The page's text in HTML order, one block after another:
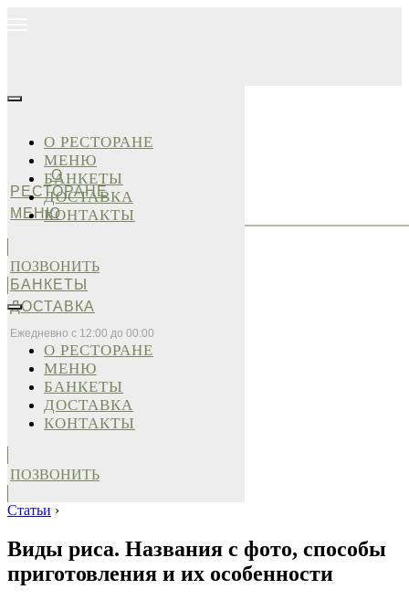
О
РЕСТОРАНЕ
МЕНЮ
БАНКЕТЫ
ДОСТАВКА
Ежедневно с 12:00 до 00:00
О РЕСТОРАНЕ
МЕНЮ
БАНКЕТЫ
ДОСТАВКА
КОНТАКТЫ
ПОЗВОНИТЬ
О РЕСТОРАНЕ
МЕНЮ
БАНКЕТЫ
ДОСТАВКА
КОНТАКТЫ
ПОЗВОНИТЬ
Статьи ›
Виды риса. Названия с фото, способы
приготовления и их особенности